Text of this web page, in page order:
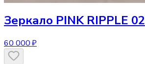
Зеркало PINK RIPPLE 02
60 000 ₽